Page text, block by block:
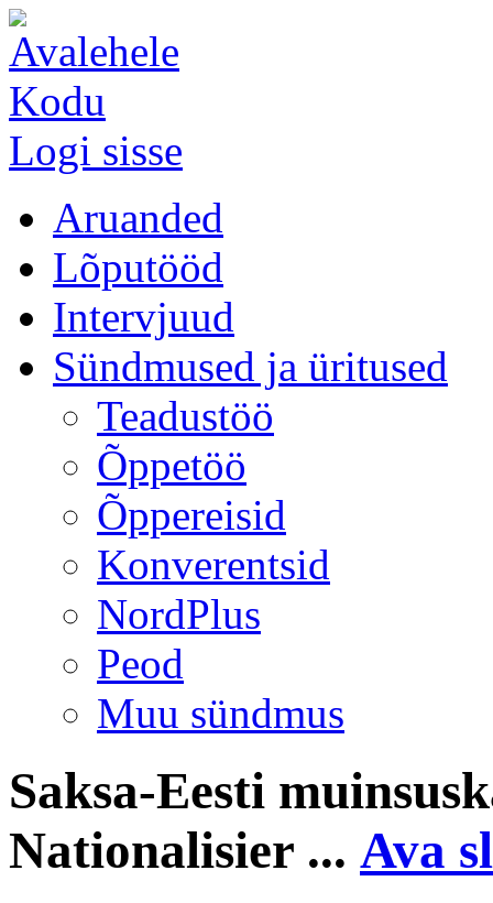
Kodu
Logi sisse
Aruanded
Lõputööd
Intervjuud
Sündmused ja üritused
Teadustöö
Õppetöö
Õppereisid
Konverentsid
NordPlus
Peod
Muu sündmus
Saksa-Eesti
Nationalisier ... Ava